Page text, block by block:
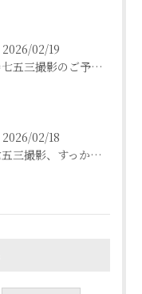
2026/02/19
🎉七五三撮影のご予約をご検討中の方へ🎉
2026/02/18
七五三撮影、すっかり忘れてた💦という方も